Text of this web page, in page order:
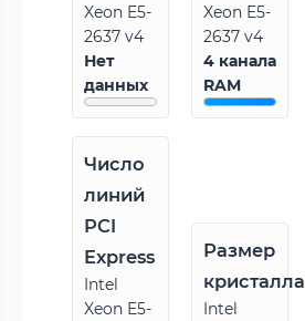
Xeon E5-
2637 v4
Нет
данных
Xeon E5-
2637 v4
4 канала
RAM
Число
линий
PCI
Express
Intel
Xeon E5-
Размер
кристалла
Intel